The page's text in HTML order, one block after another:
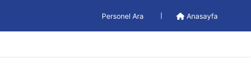
Personel Ara Anasayfa